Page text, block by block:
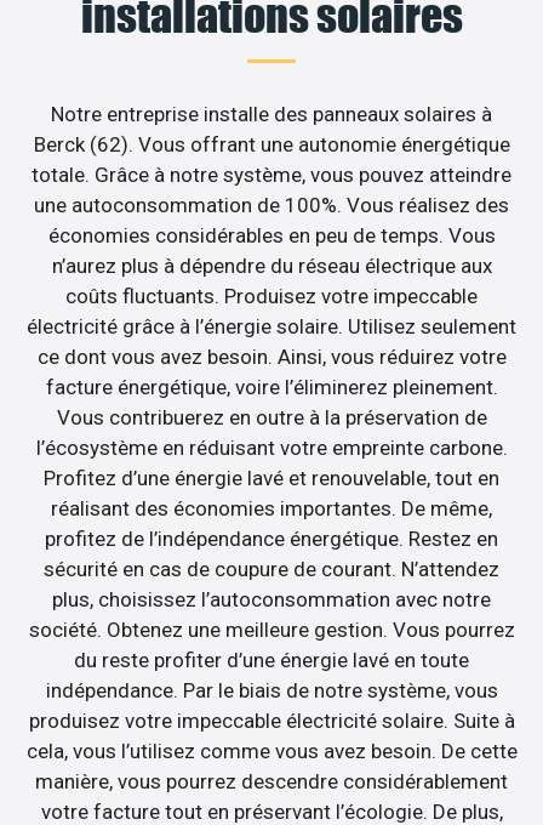
installations solaires
Notre entreprise installe des panneaux solaires à
Berck (62). Vous offrant une autonomie énergétique
totale. Grâce à notre système, vous pouvez atteindre
une autoconsommation de 100%. Vous réalisez des
économies considérables en peu de temps. Vous
n’aurez plus à dépendre du réseau électrique aux
coûts fluctuants. Produisez votre impeccable
électricité grâce à l’énergie solaire. Utilisez seulement
ce dont vous avez besoin. Ainsi, vous réduirez votre
facture énergétique, voire l’éliminerez pleinement.
Vous contribuerez en outre à la préservation de
l’écosystème en réduisant votre empreinte carbone.
Profitez d’une énergie lavé et renouvelable, tout en
réalisant des économies importantes. De même,
profitez de l’indépendance énergétique. Restez en
sécurité en cas de coupure de courant. N’attendez
plus, choisissez l’autoconsommation avec notre
société. Obtenez une meilleure gestion. Vous pourrez
du reste profiter d’une énergie lavé en toute
indépendance. Par le biais de notre système, vous
produisez votre impeccable électricité solaire. Suite à
cela, vous l’utilisez comme vous avez besoin. De cette
manière, vous pourrez descendre considérablement
votre facture tout en préservant l’écologie. De plus,